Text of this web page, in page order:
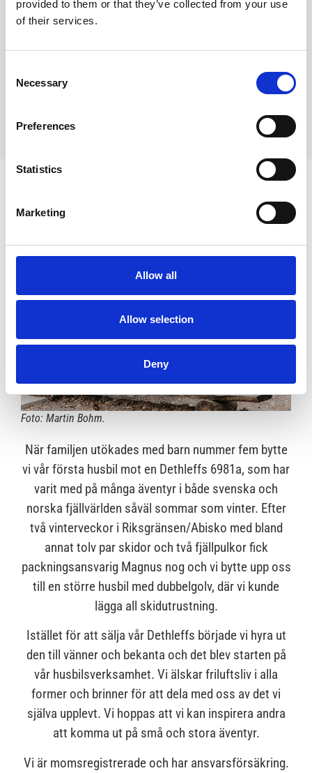
provided to them or that they’ve collected from your use
of their services.
Selection
Necessary
Preferences
Statistics
Marketing
Allow all
Allow selection
Deny
Foto: Martin Bohm.
När familjen utökades med barn nummer fem bytte
vi vår första husbil mot en Dethleffs 6981a, som har
varit med på många äventyr i både svenska och
norska fjällvärlden såväl sommar som vinter. Efter
två vinterveckor i Riksgränsen/Abisko med bland
annat tolv par skidor och två fjällpulkor fick
packningsansvarig Magnus nog och vi bytte upp oss
till en större husbil med dubbelgolv, där vi kunde
lägga all skidutrustning.
Istället för att sälja vår Dethleffs började vi hyra ut
den till vänner och bekanta och det blev starten på
vår husbilsverksamhet. Vi älskar friluftsliv i alla
former och brinner för att dela med oss av det vi
själva upplevt. Vi hoppas att vi kan inspirera andra
att komma ut på små och stora äventyr.
Vi är momsregistrerade och har ansvarsförsäkring.